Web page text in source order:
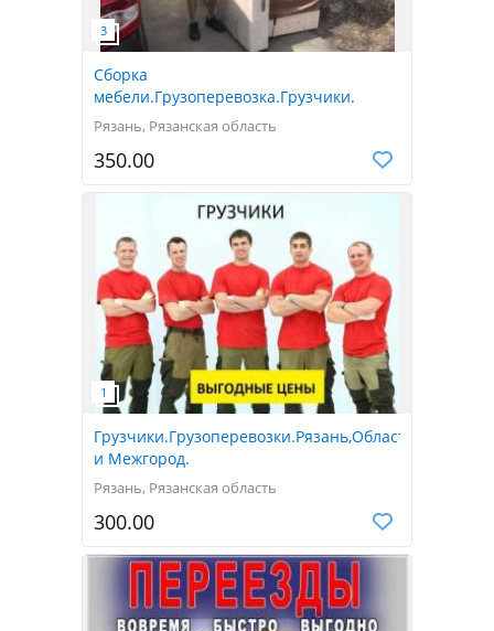
Сборка
мебели.Грузоперевозка.Грузчики.
Рязань, Рязанская область
350.00
Грузчики.Грузоперевозки.Рязань,Область
и Межгород.
Рязань, Рязанская область
300.00